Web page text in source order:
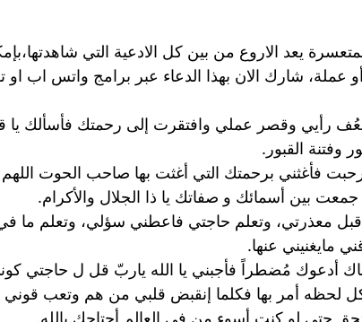
يعد الاروع من بين كل الادعية التي
عملة، شارك الان بهذا الدعاء عبر برامج واتس اب او
رأيي وقصر عملي وافتقرت إلى رحمتك فأسألك يا
وفتنة القبور.
فأغثني برحمتك التي أغثت بها صاحب الحوت
بين أسمائك و صفاتك يا ذا الجلال والأكرام.
معذرتي، وتعلم حاجتي فاعطني سؤلي، وتعلم ما
مايغنيني عنها.
أدعوك مُضطراً فأجبني يا الله ياربّ قل ل حاجتي
لحظه أمر بها فكلما إنقبض قلبي من هم وتعب قوني
حتي لو كنت أسوء من في العالم أحتاجك يالله.